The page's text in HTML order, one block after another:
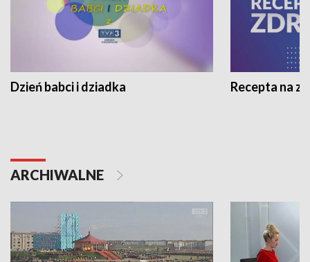
Dzień babci i dziadka Recepta na
ARCHIWALNE